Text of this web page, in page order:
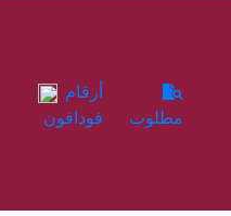
فودافون
مطلوب